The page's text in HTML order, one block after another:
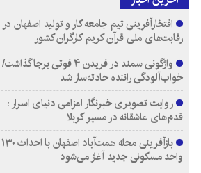
افتخارآفرینی تیم جامعه کار و تولید اصفهان در
رقابت‌های ملی قرآن کریم کارگران کشور
واژگونی سمند در فریدن ۴ فوتی برجا گذاشت/
خواب‌آلودگی راننده حادثه‌ساز شد
روایت تصویری خبرنگار اعزامی دنیای اسرار :
قدم‌های عاشقانه در مسیر کربلا
بازآفرینی محله همت‌آباد اصفهان با احداث ۱۳۰
واحد مسکونی جدید آغاز می‌شود